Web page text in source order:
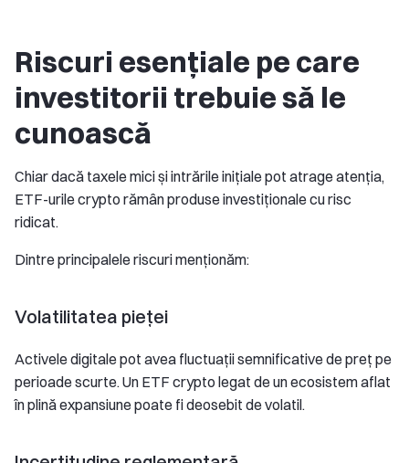
Riscuri esențiale pe care
investitorii trebuie să le
cunoască
Chiar dacă taxele mici și intrările inițiale pot atrage atenția,
ETF-urile crypto rămân produse investiționale cu risc
ridicat.
Dintre principalele riscuri menționăm:
Volatilitatea pieței
Activele digitale pot avea fluctuații semnificative de preț pe
perioade scurte. Un ETF crypto legat de un ecosistem aflat
în plină expansiune poate fi deosebit de volatil.